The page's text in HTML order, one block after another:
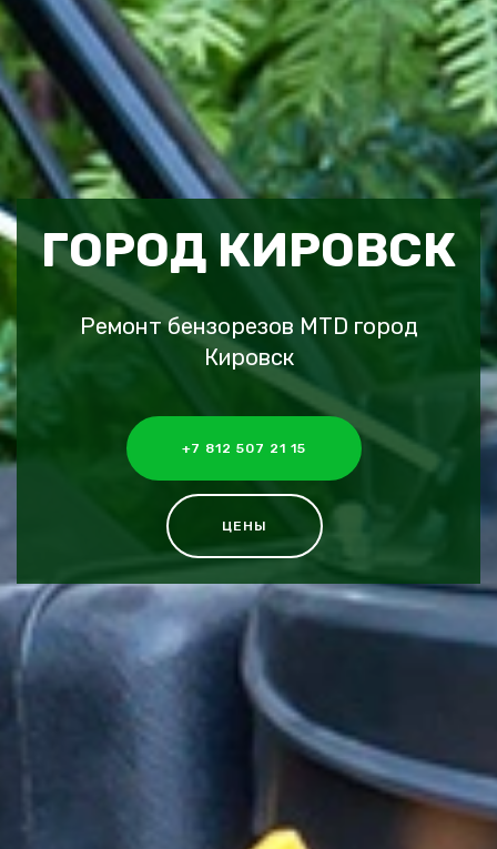
ГОРОД КИРОВСК
Ремонт бензорезов MTD город
Кировск
+7 812 507 21 15
ЦЕНЫ